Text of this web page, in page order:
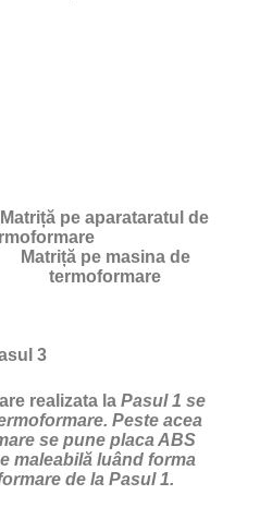
Matriță pe masina de
termoformare
3
realizata la Pasul 1 se
Peste acea
se pune placa ABS
maleabilă luând forma
de la Pasul 1.